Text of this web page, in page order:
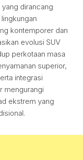
dirancang
kontemporer dan
evolusi SUV
perkotaan masa
superior,
integrasi
mengurangi
ekstrem yang